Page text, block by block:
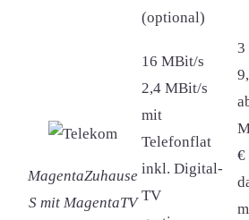
(optional)
MagentaZuhause
S mit MagentaTV
16 MBit/s
2,4 MBit/s
mit
Telefonflat
inkl. Digital-
TV
3
€